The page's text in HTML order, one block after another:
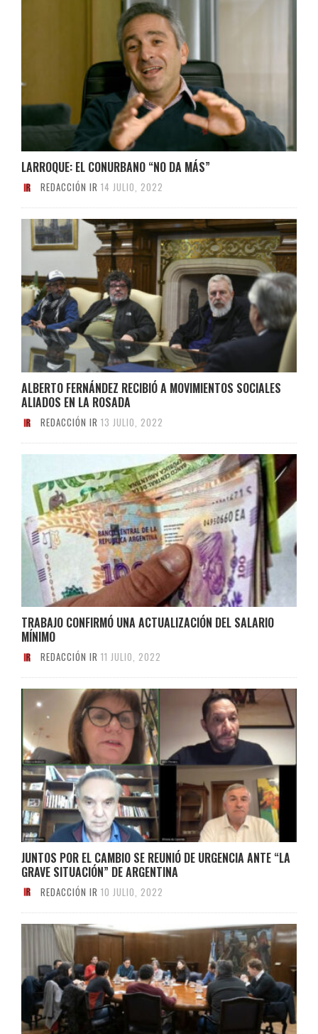
LARROQUE: EL CONURBANO “NO DA MÁS”
REDACCIÓN IR 14 JULIO, 2022
ALBERTO FERNÁNDEZ RECIBIÓ A MOVIMIENTOS SOCIALES
ALIADOS EN LA ROSADA
REDACCIÓN IR 13 JULIO, 2022
TRABAJO CONFIRMÓ UNA ACTUALIZACIÓN DEL SALARIO
MÍNIMO
REDACCIÓN IR 11 JULIO, 2022
JUNTOS POR EL CAMBIO SE REUNIÓ DE URGENCIA ANTE “LA
GRAVE SITUACIÓN” DE ARGENTINA
REDACCIÓN IR 10 JULIO, 2022